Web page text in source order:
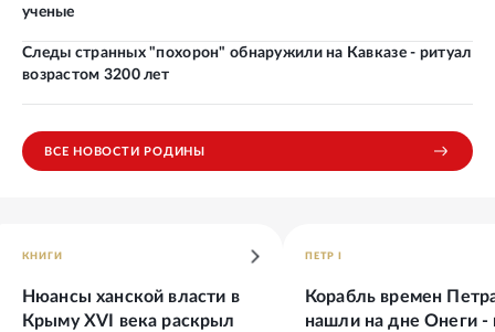
ученые
Следы странных "похорон" обнаружили на Кавказе - ритуал
возрастом 3200 лет
ВСЕ НОВОСТИ РОДИНЫ
КНИГИ
Нюансы ханской власти в
Крыму XVI века раскрыл
ПЕТР I
Корабль времен
нашли на дне Онеги -